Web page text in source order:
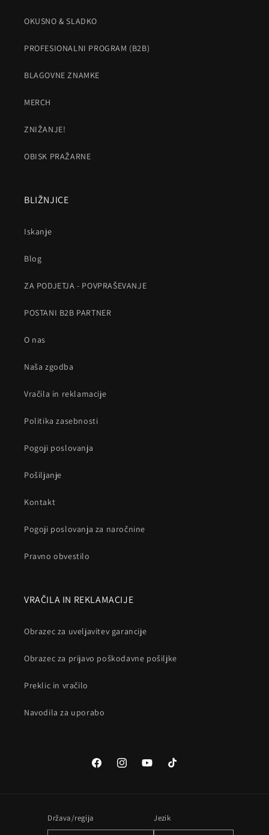
OKUSNO & SLADKO
PROFESIONALNI PROGRAM (B2B)
BLAGOVNE ZNAMKE
MERCH
ZNIŽANJE!
OBISK PRAŽARNE
BLIŽNJICE
Iskanje
Blog
ZA PODJETJA - POVPRAŠEVANJE
POSTANI B2B PARTNER
O nas
Naša zgodba
Vračila in reklamacije
Politika zasebnosti
Pogoji poslovanja
Pošiljanje
Kontakt
Pogoji poslovanja za naročnine
Pravno obvestilo
VRAČILA IN REKLAMACIJE
Obrazec za uveljavitev garancije
Obrazec za prijavo poškodavne pošiljke
Preklic in vračilo
Navodila za uporabo
FacebookInstagramYouTubeTikTok
Država/regija Jezik